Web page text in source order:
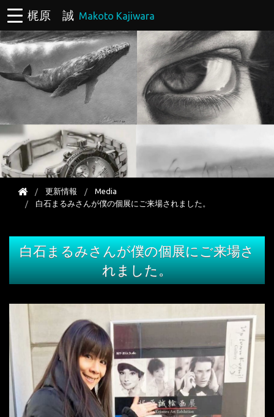
梶原 誠 Makoto Kajiwara
更新情報
Media
白石まるみさんが僕の個展にご来場されました。
白石まるみさんが僕の個展にご来場さ
れました。